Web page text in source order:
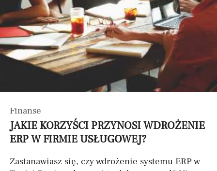
Finanse
JAKIE KORZYŚCI PRZYNOSI WDROŻENIE
ERP W FIRMIE USŁUGOWEJ?
Zastanawiasz się, czy wdrożenie systemu ERP w